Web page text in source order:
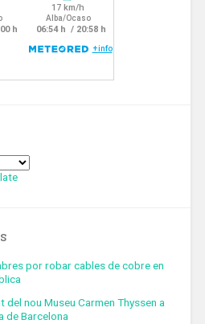
por robar cables de cobre en
del nou Museu Carmen Thyssen a
de Barcelona